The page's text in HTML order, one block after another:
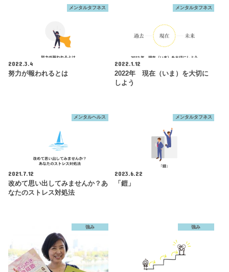
メンタルタフネス
2022.3.4
努力が報われるとは
メンタルタフネス
2022.1.12
2022年 現在（いま）を大切に
しよう
メンタルヘルス
2021.7.12
改めて思い出してみませんか？あ
なたのストレス対処法
メンタルタフネス
2023.6.22
「鎧」
強み 強み